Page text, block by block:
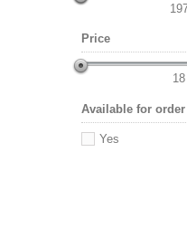
Price
Available for order
Yes